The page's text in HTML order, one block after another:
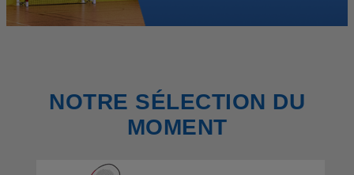
NOTRE SÉLECTION DU
MOMENT